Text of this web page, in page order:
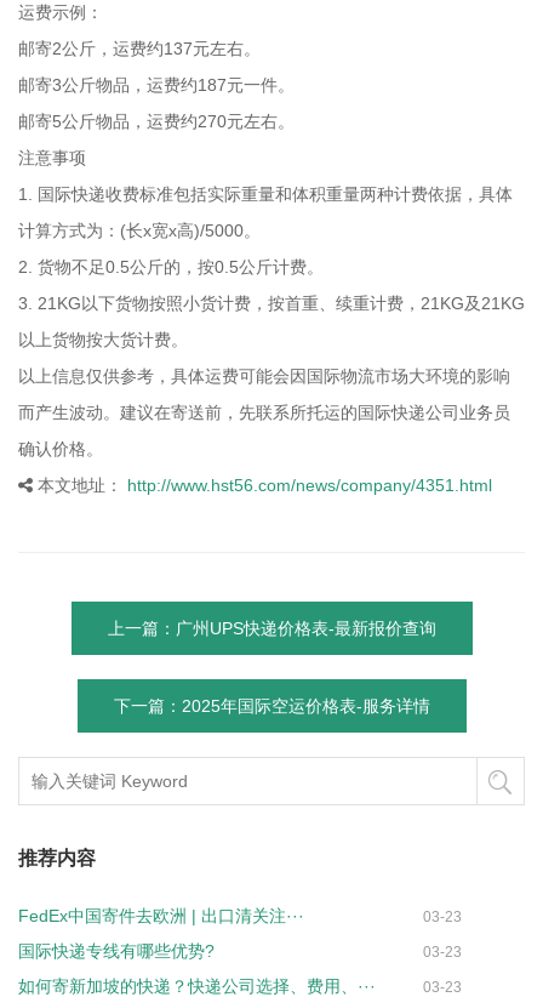
运费示例：
邮寄2公斤，运费约137元左右。
邮寄3公斤物品，运费约187元一件。
邮寄5公斤物品，运费约270元左右。
注意事项
1. 国际快递收费标准包括实际重量和体积重量两种计费依据，具体
计算方式为：(长x宽x高)/5000。
2. 货物不足0.5公斤的，按0.5公斤计费。
3. 21KG以下货物按照小货计费，按首重、续重计费，21KG及21KG
以上货物按大货计费。
以上信息仅供参考，具体运费可能会因国际物流市场大环境的影响
而产生波动。建议在寄送前，先联系所托运的国际快递公司业务员
确认价格。
本文地址：
http://www.hst56.com/news/company/4351.html
上一篇：广州UPS快递价格表-最新报价查询
下一篇：2025年国际空运价格表-服务详情
推荐内容
FedEx中国寄件去欧洲 | 出口清关注··· 03-23
国际快递专线有哪些优势? 03-23
如何寄新加坡的快递？快递公司选择、费用、··· 03-23